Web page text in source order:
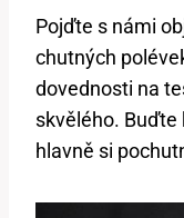
Pojďte s ⁤námi
chutných
dovednosti na
skvělého.
hlavně⁢ si